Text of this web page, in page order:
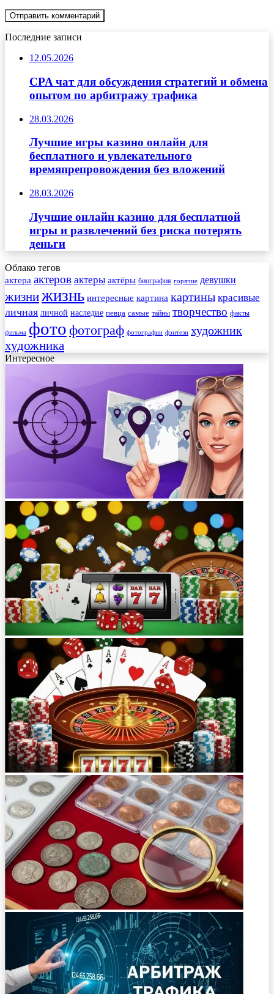
Последние записи
12.05.2026
CPA чат для обсуждения стратегий и обмена
опытом по арбитражу трафика
28.03.2026
Лучшие игры казино онлайн для
бесплатного и увлекательного
времяпрепровождения без вложений
28.03.2026
Лучшие онлайн казино для бесплатной
игры и развлечений без риска потерять
деньги
Облако тегов
актера актеров актеры актёры биография горячие девушки
жизнижизнь интересные картина картины красивые
личная личной наследие певца самые тайны творчество факты
фильма фото фотограф фотографии фэнтези художник
художника
Интересное